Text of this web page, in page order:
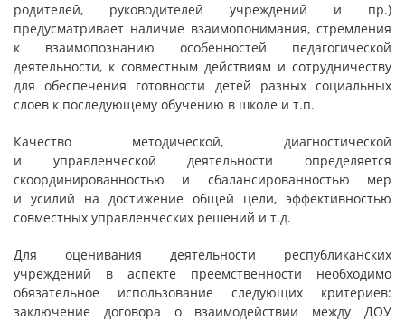
родителей, руководителей учреждений и пр.)
предусматривает наличие взаимопонимания, стремления
к взаимопознанию особенностей педагогической
деятельности, к совместным действиям и сотрудничеству
для обеспечения готовности детей разных социальных
слоев к последующему обучению в школе и т.п.
Качество методической, диагностической
и управленческой деятельности определяется
скоординированностью и сбалансированностью мер
и усилий на достижение общей цели, эффективностью
совместных управленческих решений и т.д.
Для оценивания деятельности республиканских
учреждений в аспекте преемственности необходимо
обязательное использование следующих критериев:
заключение договора о взаимодействии между ДОУ